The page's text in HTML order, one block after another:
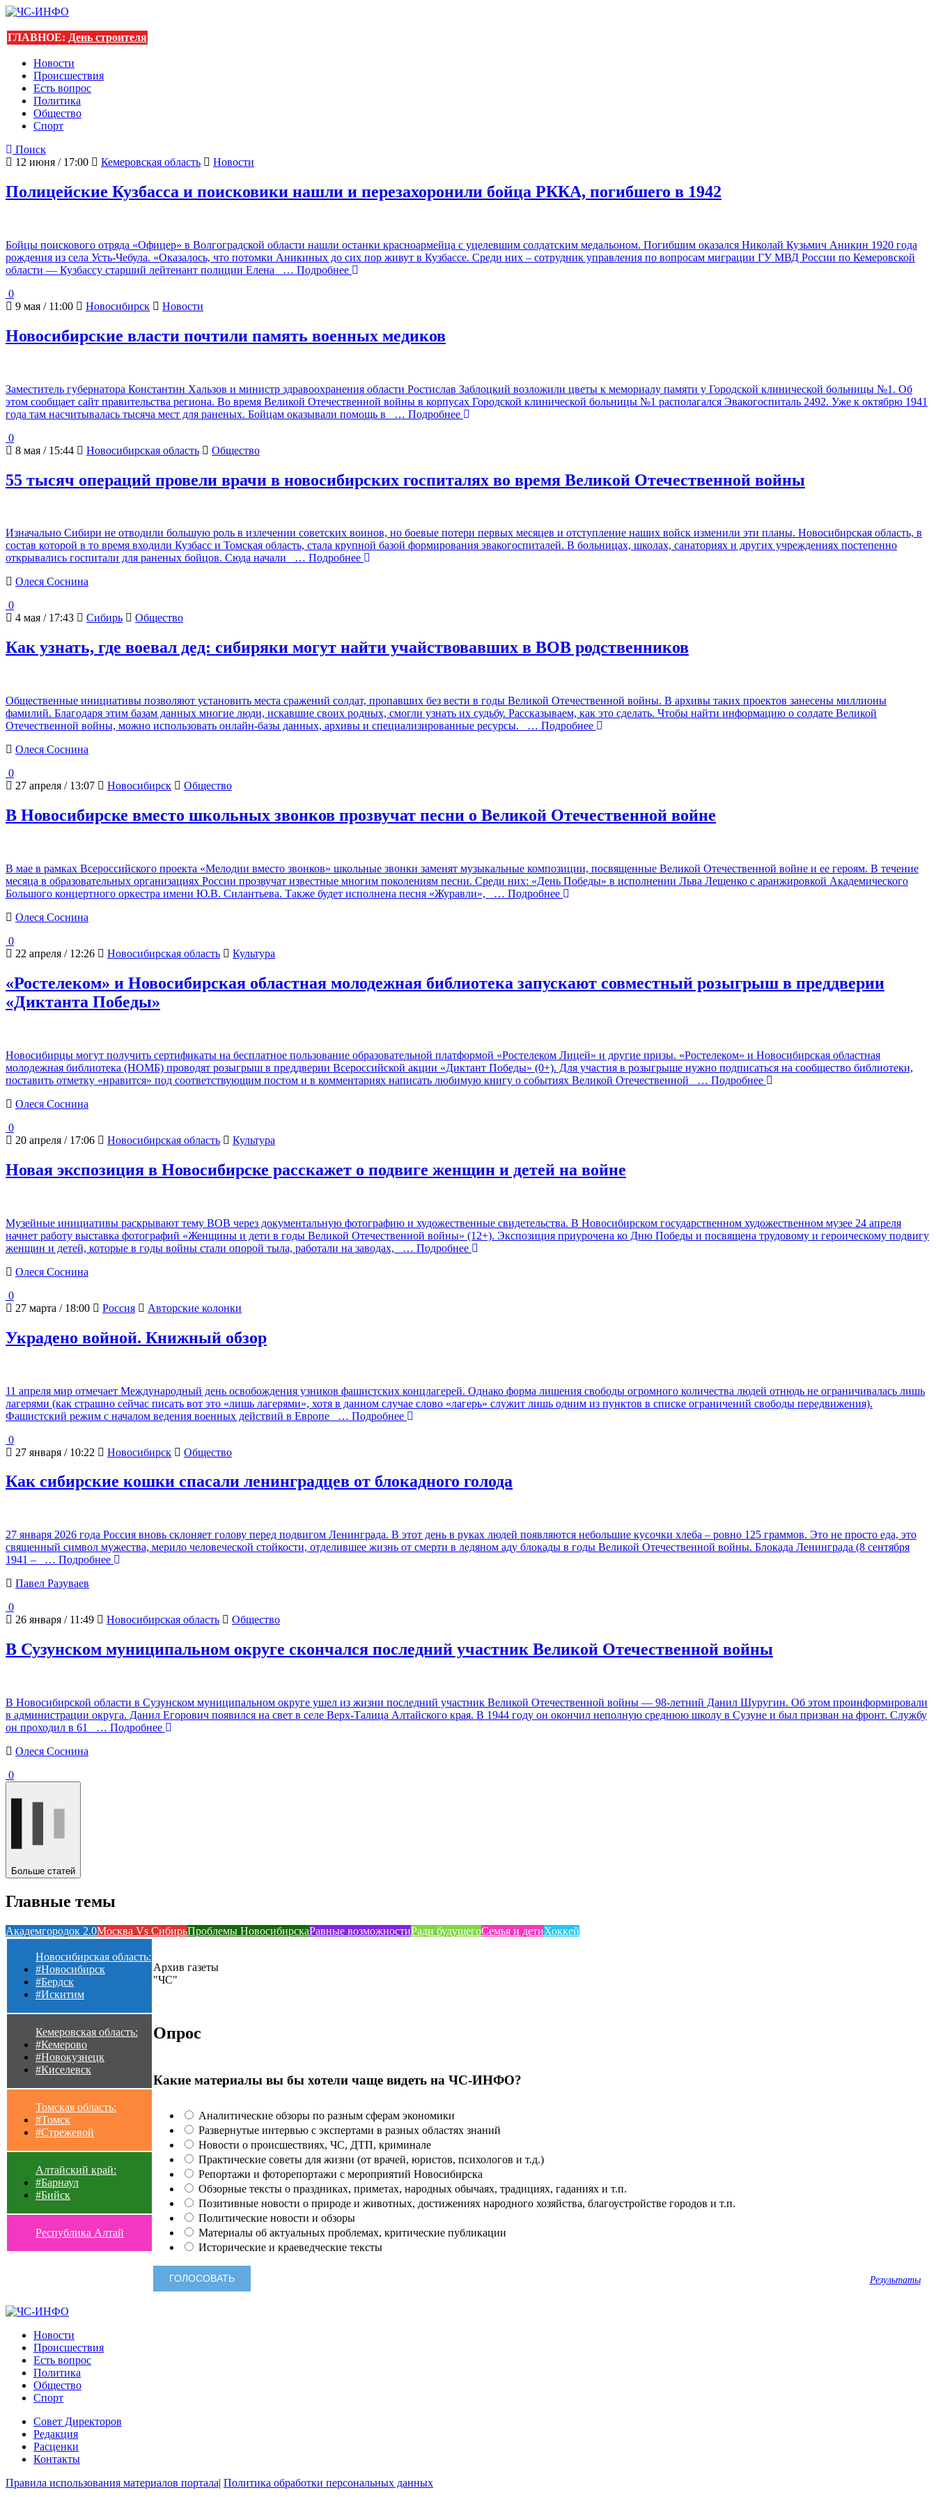
ГЛАВНОЕ: День строителя
Новости
Происшествия
Есть вопрос
Политика
Общество
Спорт
Поиск
12 июня / 17:00
Кемеровская область Новости
Полицейские Кузбасса и поисковики нашли и перезахоронили бойца РККА, погибшего в 1942
Бойцы поискового отряда «Офицер» в Волгоградской области нашли останки красноармейца с уцелевшим солдатским медальоном. Погибшим оказался Николай Кузьмич Аникин 1920 года
рождения из села Усть-Чебула. «Оказалось, что потомки Аникиных до сих пор живут в Кузбассе. Среди них – сотрудник управления по вопросам миграции ГУ МВД России по Кемеровской
области — Кузбассу старший лейтенант полиции Елена
… Подробнее
0
9 мая / 11:00
Новосибирск Новости
Новосибирские власти почтили память военных медиков
Заместитель губернатора Константин Хальзов и министр здравоохранения области Ростислав Заблоцкий возложили цветы к мемориалу памяти у Городской клинической больницы №1. Об
этом сообщает сайт правительства региона. Во время Великой Отечественной войны в корпусах Городской клинической больницы №1 располагался Эвакогоспиталь 2492. Уже к октябрю 1941
года там насчитывалась тысяча мест для раненых. Бойцам оказывали помощь в
… Подробнее
0
8 мая / 15:44
Новосибирская область Общество
55 тысяч операций провели врачи в новосибирских госпиталях во время Великой Отечественной войны
Изначально Сибири не отводили большую роль в излечении советских воинов, но боевые потери первых месяцев и отступление наших войск изменили эти планы. Новосибирская область, в
состав которой в то время входили Кузбасс и Томская область, стала крупной базой формирования эвакогоспиталей. В больницах, школах, санаториях и других учреждениях постепенно
открывались госпитали для раненых бойцов. Сюда начали
… Подробнее
Олеся Соснина
0
4 мая / 17:43
Сибирь Общество
Как узнать, где воевал дед: сибиряки могут найти учайствовавших в ВОВ родственников
Общественные инициативы позволяют установить места сражений солдат, пропавших без вести в годы Великой Отечественной войны. В архивы таких проектов занесены миллионы
фамилий. Благодаря этим базам данных многие люди, искавшие своих родных, смогли узнать их судьбу. Рассказываем, как это сделать. Чтобы найти информацию о солдате Великой
Отечественной войны, можно использовать онлайн-базы данных, архивы и специализированные ресурсы.
… Подробнее
Олеся Соснина
0
27 апреля / 13:07
Новосибирск Общество
В Новосибирске вместо школьных звонков прозвучат песни о Великой Отечественной войне
В мае в рамках Всероссийского проекта «Мелодии вместо звонков» школьные звонки заменят музыкальные композиции, посвященные Великой Отечественной войне и ее героям. В течение
месяца в образовательных организациях России прозвучат известные многим поколениям песни. Среди них: «День Победы» в исполнении Льва Лещенко с аранжировкой Академического
Большого концертного оркестра имени Ю.В. Силантьева. Также будет исполнена песня «Журавли»,
… Подробнее
Олеся Соснина
0
22 апреля / 12:26
Новосибирская область Культура
«Ростелеком» и Новосибирская областная молодежная библиотека запускают совместный розыгрыш в преддверии
«Диктанта Победы»
Новосибирцы могут получить сертификаты на бесплатное пользование образовательной платформой «Ростелеком Лицей» и другие призы. «Ростелеком» и Новосибирская областная
молодежная библиотека (НОМБ) проводят розыгрыш в преддверии Всероссийской акции «Диктант Победы» (0+). Для участия в розыгрыше нужно подписаться на сообщество библиотеки,
поставить отметку «нравится» под соответствующим постом и в комментариях написать любимую книгу о событиях Великой Отечественной
… Подробнее
Олеся Соснина
0
20 апреля / 17:06
Новосибирская область Культура
Новая экспозиция в Новосибирске расскажет о подвиге женщин и детей на войне
Музейные инициативы раскрывают тему ВОВ через документальную фотографию и художественные свидетельства. В Новосибирском государственном художественном музее 24 апреля
начнет работу выставка фотографий «Женщины и дети в годы Великой Отечественной войны» (12+). Экспозиция приурочена ко Дню Победы и посвящена трудовому и героическому подвигу
женщин и детей, которые в годы войны стали опорой тыла, работали на заводах,
… Подробнее
Олеся Соснина
0
27 марта / 18:00
Россия Авторские колонки
Украдено войной. Книжный обзор
11 апреля мир отмечает Международный день освобождения узников фашистских концлагерей. Однако форма лишения свободы огромного количества людей отнюдь не ограничивалась лишь
лагерями (как страшно сейчас писать вот это «лишь лагерями», хотя в данном случае слово «лагерь» служит лишь одним из пунктов в списке ограничений свободы передвижения).
Фашистский режим с началом ведения военных действий в Европе
… Подробнее
0
27 января / 10:22
Новосибирск Общество
Как сибирские кошки спасали ленинградцев от блокадного голода
27 января 2026 года Россия вновь склоняет голову перед подвигом Ленинграда. В этот день в руках людей появляются небольшие кусочки хлеба – ровно 125 граммов. Это не просто еда, это
священный символ мужества, мерило человеческой стойкости, отделившее жизнь от смерти в ледяном аду блокады в годы Великой Отечественной войны. Блокада Ленинграда (8 сентября
1941 –
… Подробнее
Павел Разуваев
0
26 января / 11:49
Новосибирская область Общество
В Сузунском муниципальном округе скончался последний участник Великой Отечественной войны
В Новосибирской области в Сузунском муниципальном округе ушел из жизни последний участник Великой Отечественной войны — 98-летний Данил Шуругин. Об этом проинформировали
в администрации округа. Данил Егорович появился на свет в селе Верх-Талица Алтайского края. В 1944 году он окончил неполную среднюю школу в Сузуне и был призван на фронт. Службу
он проходил в 61
… Подробнее
Олеся Соснина
0
Больше статей
Главные темы
Академгородок 2.0Москва Vs СибирьПроблемы НовосибирскаРавные возможностиРади будущегоСемья и детиХоккей
Новосибирская область:
#Новосибирск
#Бердск
#Искитим
Кемеровская область:
#Кемерово
#Новокузнецк
#Киселевск
Томская область:
#Томск
#Стрежевой
Алтайский край:
#Барнаул
#Бийск
Республика Алтай
Архив газеты
"ЧС"
Опрос
Какие материалы вы бы хотели чаще видеть на ЧС-ИНФО?
Аналитические обзоры по разным сферам экономики
Развернутые интервью с экспертами в разных областях знаний
Новости о происшествиях, ЧС, ДТП, криминале
Практические советы для жизни (от врачей, юристов, психологов и т.д.)
Репортажи и фоторепортажи с мероприятий Новосибирска
Обзорные тексты о праздниках, приметах, народных обычаях, традициях, гаданиях и т.п.
Позитивные новости о природе и животных, достижениях народного хозяйства, благоустройстве городов и т.п.
Политические новости и обзоры
Материалы об актуальных проблемах, критические публикации
Исторические и краеведческие тексты
Результаты
Новости
Происшествия
Есть вопрос
Политика
Общество
Спорт
Совет Директоров
Редакция
Расценки
Контакты
Правила использования материалов портала| Политика обработки персональных данных